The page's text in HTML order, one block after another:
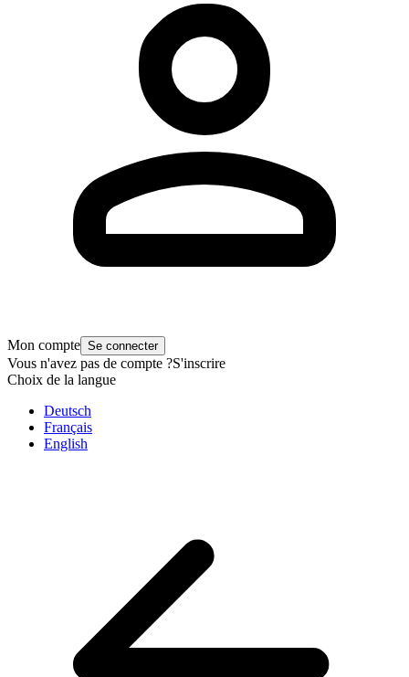
Mon compte Se connecter
Vous n'avez pas de compte ?S'inscrire
Choix de la langue
Deutsch
Français
English